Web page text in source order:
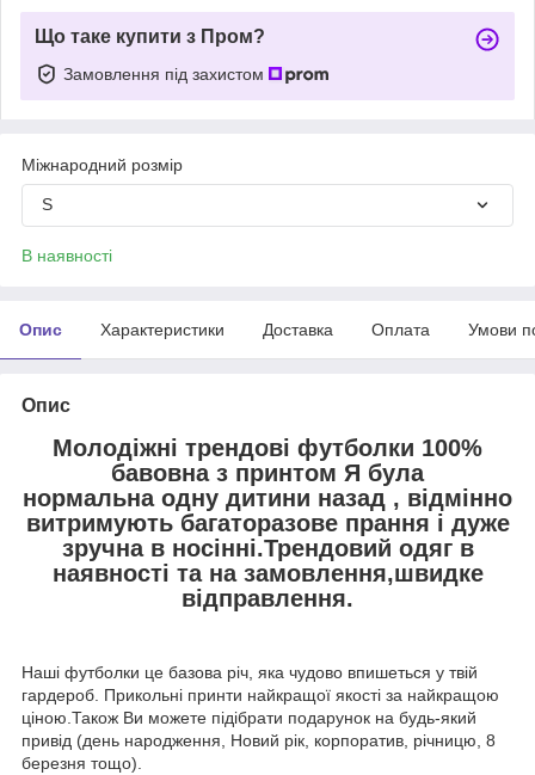
Що таке купити з Пром?
Замовлення під захистом
Міжнародний розмір
S
В наявності
Опис Характеристики Доставка Оплата Умови
Опис
Молодіжні трендові футболки 100%
бавовна з принтом Я була
нормальна одну дитини назад , відмінно
витримують багаторазове прання і дуже
зручна в носінні.Трендовий одяг в
наявності та на замовлення,швидке
відправлення.
Наші футболки це базова річ, яка чудово впишеться у твій
гардероб. Прикольні принти найкращої якості за найкращою
ціною.Також Ви можете підібрати подарунок на будь-який
привід (день народження, Новий рік, корпоратив, річницю, 8
березня тощо).